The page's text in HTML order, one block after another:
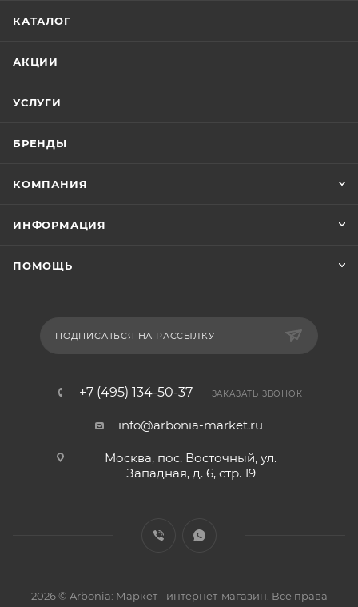
КАТАЛОГ
АКЦИИ
УСЛУГИ
БРЕНДЫ
КОМПАНИЯ
ИНФОРМАЦИЯ
ПОМОЩЬ
ПОДПИСАТЬСЯ НА РАССЫЛКУ
+7 (495) 134-50-37 ЗАКАЗАТЬ ЗВОНОК
info@arbonia-market.ru
Москва, пос. Восточный, ул.
Западная, д. 6, стр. 19
2026 © Arbonia: Маркет - интернет-магазин. Все права